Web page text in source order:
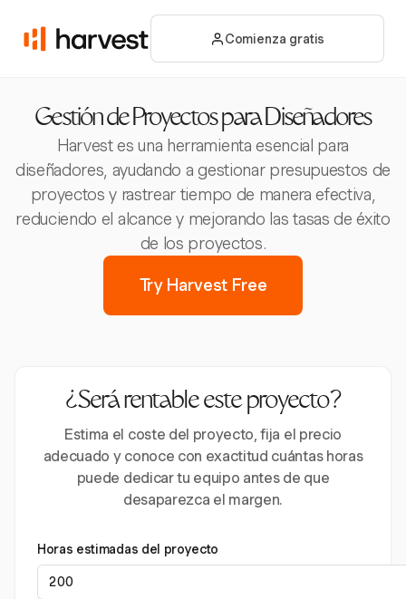
Comienza gratis
Gestión de Proyectos para Diseñadores
Harvest es una herramienta esencial para
diseñadores, ayudando a gestionar presupuestos de
proyectos y rastrear tiempo de manera efectiva,
reduciendo el alcance y mejorando las tasas de éxito
de los proyectos.
Try Harvest Free
¿Será rentable este proyecto?
Estima el coste del proyecto, fija el precio
adecuado y conoce con exactitud cuántas horas
puede dedicar tu equipo antes de que
desaparezca el margen.
Horas estimadas del proyecto